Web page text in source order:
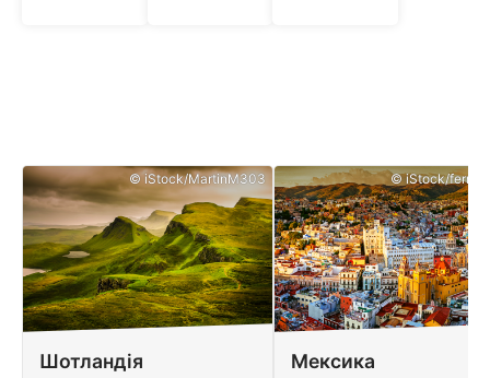
© iStock/MartinM303
Шотландія
© iStock/
Мексика